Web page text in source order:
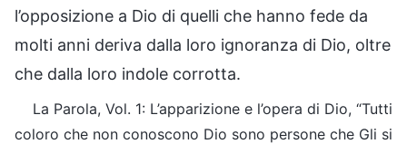
l’opposizione a Dio di quelli che hanno fede da
molti anni deriva dalla loro ignoranza di Dio, oltre
che dalla loro indole corrotta.
La Parola, Vol. 1: L’apparizione e l’opera di Dio, “Tutti
coloro che non conoscono Dio sono persone che Gli si